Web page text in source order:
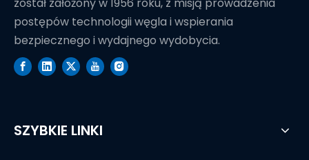
został założony w 1956 roku, z misją prowadzenia
postępów technologii węgla i wspierania
bezpiecznego i wydajnego wydobycia.
SZYBKIE LINKI